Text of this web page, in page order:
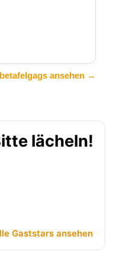
ansehen →
lächeln!
Gaststars ansehen